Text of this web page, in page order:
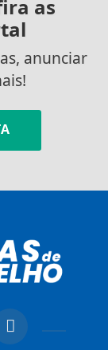
as
anunciar